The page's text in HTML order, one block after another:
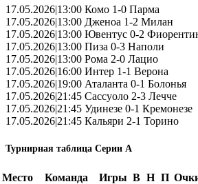
17.05.2026|13:00 Комо 1-0 Парма
17.05.2026|13:00 Дженоа 1-2 Милан
17.05.2026|13:00 Ювентус 0-2
17.05.2026|13:00 Пиза 0-3 Наполи
17.05.2026|13:00 Рома 2-0 Лацио
17.05.2026|16:00 Интер 1-1 Верона
17.05.2026|19:00 Аталанта 0-1 Болонья
17.05.2026|21:45 Сассуоло 2-3 Лечче
17.05.2026|21:45 Удинезе 0-1 Кремонезе
17.05.2026|21:45 Кальяри 2-1 Торино
Турнирная таблица Серии А
Место Команда Игры В Н П